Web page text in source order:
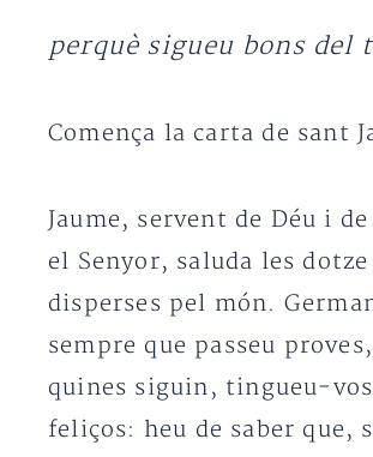
perquè sigueu bons del
Comença la carta de sant
Jaume, servent de Déu i
el Senyor, saluda les
disperses pel món.
sempre que passeu
quines siguin, tingueu-
feliços: heu de saber que,